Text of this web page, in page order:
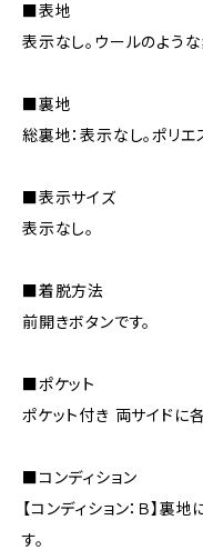
■表地
表示なし。ウールのような
■裏地
総裏地：表示なし。ポリエ
■表示サイズ
表示なし。
■着脱方法
前開きボタンです。
■ポケット
ポケット付き 両サイドに
■コンディション
【コンディション：Ｂ】裏
す。